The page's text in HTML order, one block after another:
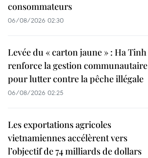
consommateurs
06/08/2026 02:30
Levée du « carton jaune » : Ha Tinh
renforce la gestion communautaire
pour lutter contre la pêche illégale
06/08/2026 02:25
Les exportations agricoles
vietnamiennes accélèrent vers
l’objectif de 74 milliards de dollars